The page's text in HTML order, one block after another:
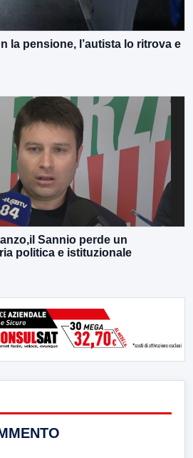
la pensione, l’autista lo ritrova e
Sannio perde un
politica e istituzionale